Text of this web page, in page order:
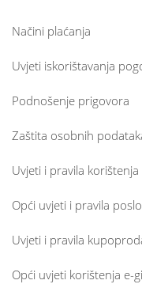
Načini plaćanja
Uvjeti iskorištavanja
Podnošenje prigovora
Zaštita osobnih
Uvjeti i pravila
Opći uvjeti i pravila
Uvjeti i pravila
Opći uvjeti korištenja e-